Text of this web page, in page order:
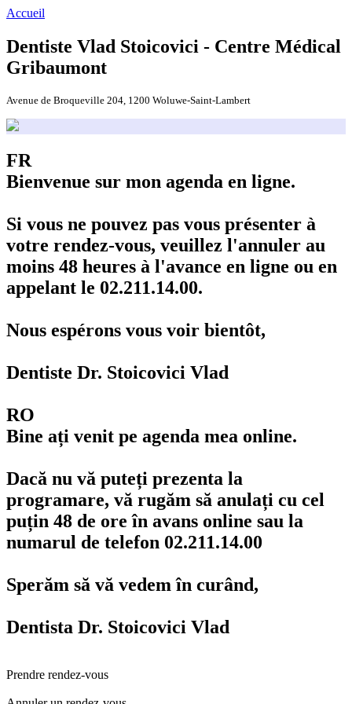
Accueil
Dentiste Vlad Stoicovici - Centre Médical
Gribaumont
Avenue de Broqueville 204, 1200 Woluwe-Saint-Lambert
FR
Bienvenue sur mon agenda en ligne.
Si vous ne pouvez pas vous présenter à
votre rendez-vous, veuillez l'annuler au
moins 48 heures à l'avance en ligne ou en
appelant le 02.211.14.00.
Nous espérons vous voir bientôt,
Dentiste Dr. Stoicovici Vlad
RO
Bine ați venit pe agenda mea online.
Dacă nu vă puteți prezenta la
programare, vă rugăm să anulați cu cel
puțin 48 de ore în avans online sau la
numarul de telefon 02.211.14.00
Sperăm să vă vedem în curând,
Dentista Dr. Stoicovici Vlad
Prendre rendez-vous